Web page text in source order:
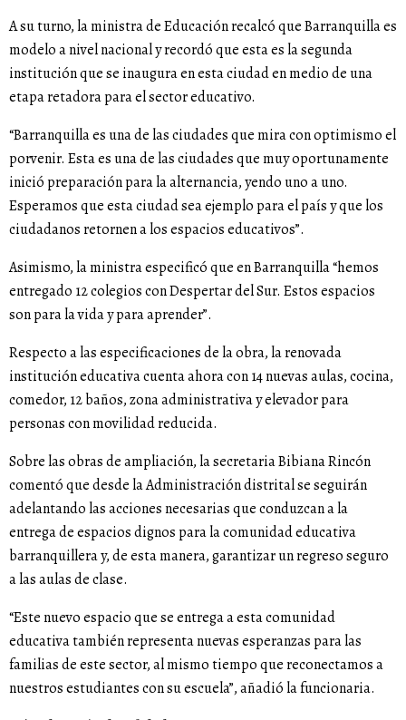
A su turno, la ministra de Educación recalcó que Barranquilla es
modelo a nivel nacional y recordó que esta es la segunda
institución que se inaugura en esta ciudad en medio de una
etapa retadora para el sector educativo.
“Barranquilla es una de las ciudades que mira con optimismo el
porvenir. Esta es una de las ciudades que muy oportunamente
inició preparación para la alternancia, yendo uno a uno.
Esperamos que esta ciudad sea ejemplo para el país y que los
ciudadanos retornen a los espacios educativos”.
Asimismo, la ministra especificó que en Barranquilla “hemos
entregado 12 colegios con Despertar del Sur. Estos espacios
son para la vida y para aprender”.
Respecto a las especificaciones de la obra, la renovada
institución educativa cuenta ahora con 14 nuevas aulas, cocina,
comedor, 12 baños, zona administrativa y elevador para
personas con movilidad reducida.
Sobre las obras de ampliación, la secretaria Bibiana Rincón
comentó que desde la Administración distrital se seguirán
adelantando las acciones necesarias que conduzcan a la
entrega de espacios dignos para la comunidad educativa
barranquillera y, de esta manera, garantizar un regreso seguro
a las aulas de clase.
“Este nuevo espacio que se entrega a esta comunidad
educativa también representa nuevas esperanzas para las
familias de este sector, al mismo tiempo que reconectamos a
nuestros estudiantes con su escuela”, añadió la funcionaria.